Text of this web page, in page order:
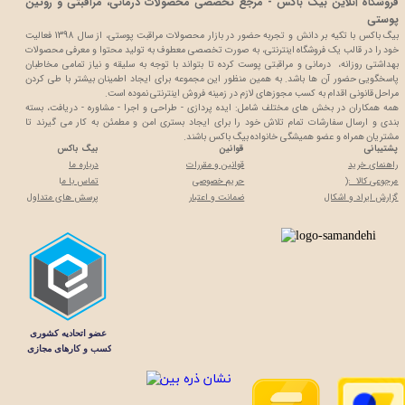
پشتیبانی
راهنمای خرید
مرجوعی کالا :(
گزارش ایراد و اشکال
قوانین
قوانین و مقررات
حریم خصوصی
ضمانت و اعتبار
بیگ باکس
درباره ما
تماس با ما
پرسش های متداول
پوستی
بیگ باکس با تکیه بر دانش و تجربه حضور در بازار محصولات مراقبت پوستی، از سال 1398 فعالیت
خود را در قالب یک فروشگاه اینترنتی، به صورت تخصصی معطوف به تولید محتوا و معرفی محصولات
بهداشتی روزانه، درمانی و مراقبتی پوست کرده تا بتواند با توجه به سلیقه و نیاز تمامی مخاطبان
پاسخگویی حضور آن ها باشد. به همین منظور این مجموعه برای ایجاد اطمینان بیشتر با طی کردن
مراحل قانونی اقدام به کسب مجوزهای لازم در زمینه فروش اینترنتی نموده است.
همه همکاران در بخش های مختلف شامل: ایده پردازی - طراحی و اجرا - مشاوره - دریافت، بسته
بندی و ارسال سفارشات تمام تلاش خود را برای ایجاد بستری امن و مطمئن به کار می گیرند تا
مشتریان همراه و عضو همیشگی خانواده بیگ باکس باشند.